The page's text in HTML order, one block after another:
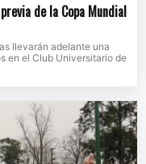
de la Copa Mundial
llevarán adelante una
en el Club Universitario de